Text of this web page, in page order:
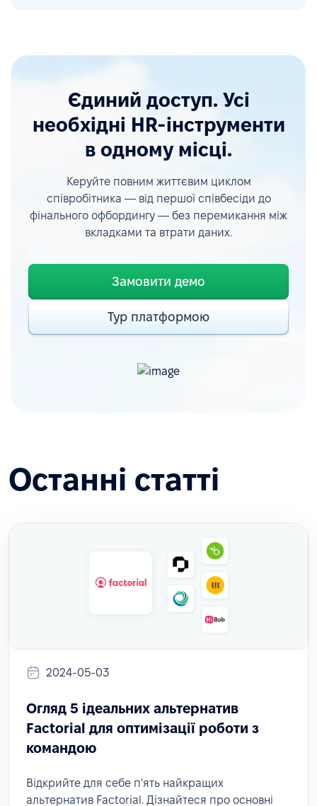
Єдиний доступ. Усі
необхідні HR-інструменти
в одному місці.
Керуйте повним життєвим циклом
співробітника — від першої співбесіди до
фінального офбордингу — без перемикання між
вкладками та втрати даних.
Замовити демо
Тур платформою
Останні статті
2024-05-03
Огляд 5 ідеальних альтернатив
Factorial для оптимізації роботи з
командою
Відкрийте для себе п'ять найкращих
альтернатив Factorial. Дізнайтеся про основні